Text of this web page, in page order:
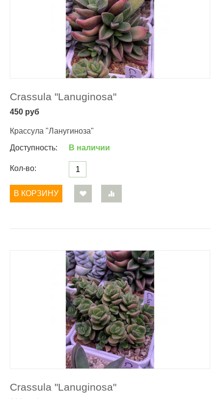
Crassula "Lanuginosa"
450 руб
Крассула "Ланугиноза"
Доступность:
В наличии
Кол-во:
В КОРЗИНУ
Crassula "Lanuginosa"